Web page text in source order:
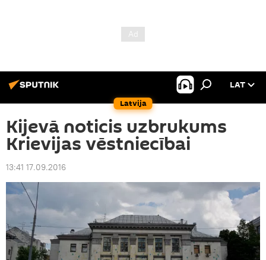
Latvija
LAT
Kijevā noticis uzbrukums
Krievijas vēstniecībai
13:41 17.09.2016